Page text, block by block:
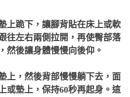
上跪下，讓腳背貼在床上或軟
往左右兩側拉開，再使臀部落
然後讓身體慢慢向後仰。
上，然後背部慢慢躺下去，面
或墊上，保持60秒再起身。這